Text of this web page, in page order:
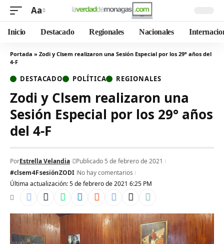
Aa
Inicio Destacado Regionales Nacionales
Portada » Zodi y Clsem realizaron una Sesión Especial por los 29° años del
4-F
DESTACADO POLÍTICA REGIONALES
Zodi y Clsem realizaron una
Sesión Especial por los 29° años
del 4-F
Última actualización: 5 de febrero de 2021 6:25 PM
PorEstrella Velandia
Publicado 5 de febrero de 2021
#clsem4FsesiónZODI No hay comentarios